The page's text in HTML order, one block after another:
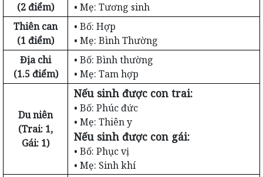
(2 điểm)
• Mẹ: Tương sinh
Thiên can
(1 điểm)
• Bố: Hợp
• Mẹ: Bình Thường
Địa chi
(1.5 điểm)
• Bố: Bình thường
• Mẹ: Tam hợp
Du niên
(Trai: 1,
Gái: 1)
Nếu sinh được con trai:
• Bố: Phúc đức
• Mẹ: Thiên y
Nếu sinh được con gái:
• Bố: Phục vị
• Mẹ: Sinh khí